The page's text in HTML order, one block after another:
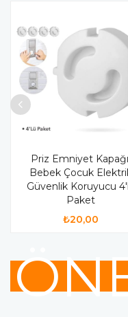
Priz Emniyet
Bebek Çocuk
Güvenlik Koruyucu
Paket
₺20,00